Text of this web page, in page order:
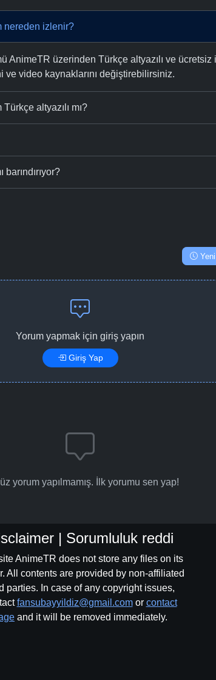
nereden izlenir?
AnimeTR üzerinden Türkçe altyazılı ve
ve video kaynaklarını değiştirebilirsiniz.
altyazılı mı?
Yeni
Yorum yapmak için giriş yapın
Giriş Yap
yorum yapılmamış. İlk yorumu sen yap!
| Sorumluluk reddi
AnimeTR does not store any files on its
All contents are provided by non-affiliated
parties. In case of any copyright issues,
fansubayyildiz@gmail.comor contact
and it will be removed immediately.